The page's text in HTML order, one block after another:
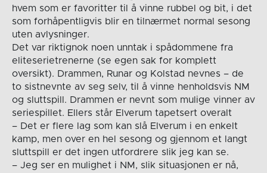
hvem som er favoritter til å vinne rubbel og bit, i det
som forhåpentligvis blir en tilnærmet normal sesong
uten avlysninger.
Det var riktignok noen unntak i spådommene fra
eliteserietrenerne (se egen sak for komplett
oversikt). Drammen, Runar og Kolstad nevnes – de
to sistnevnte av seg selv, til å vinne henholdsvis NM
og sluttspill. Drammen er nevnt som mulige vinner av
seriespillet. Ellers står Elverum tapetsert overalt
– Det er flere lag som kan slå Elverum i en enkelt
kamp, men over en hel sesong og gjennom et langt
sluttspill er det ingen utfordrere slik jeg kan se.
– Jeg ser en mulighet i NM, slik situasjonen er nå,